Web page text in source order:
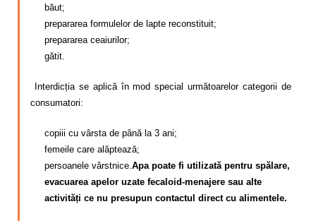
băut;
prepararea formulelor de lapte reconstituit;
prepararea ceaiurilor;
gătit.
Interdicția se aplică în mod special următoarelor categorii de
consumatori:
copiii cu vârsta de până la 3 ani;
femeile care alăptează;
persoanele vârstnice.Apa poate fi utilizată pentru spălare,
evacuarea apelor uzate fecaloid-menajere sau alte
activități ce nu presupun contactul direct cu alimentele.